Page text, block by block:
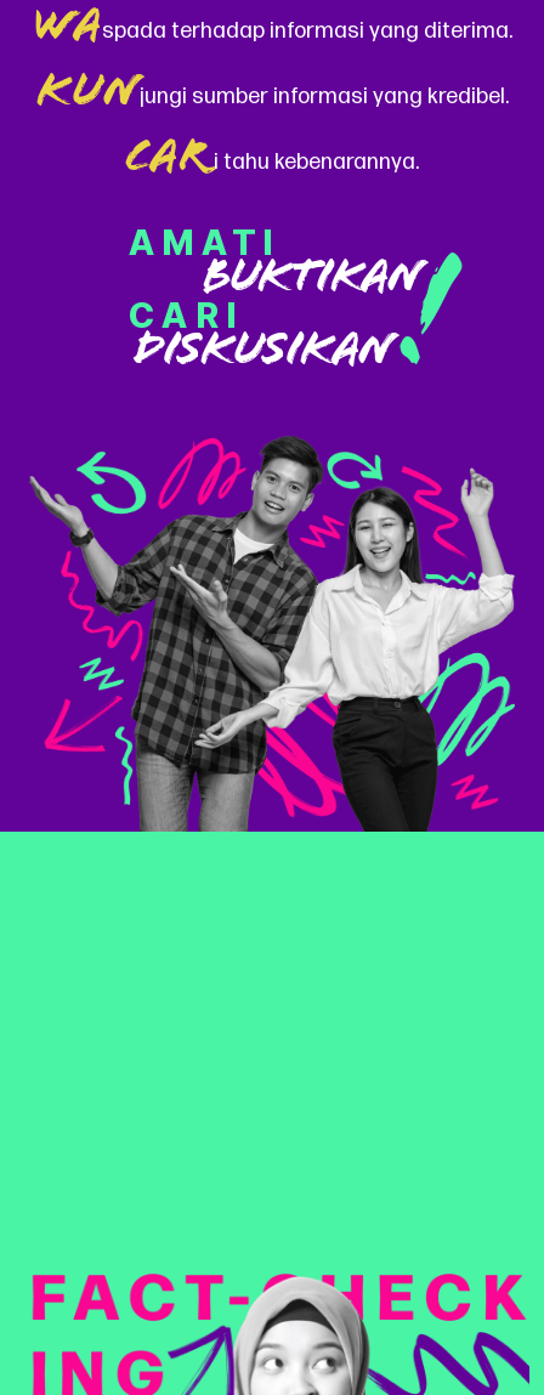
WAspada terhadap informasi yang diterima.
KUNjungi sumber informasi yang kredibel.
CARi tahu kebenarannya.
AMATI
BUKTIKAN
CARI
DISKUSIKAN!